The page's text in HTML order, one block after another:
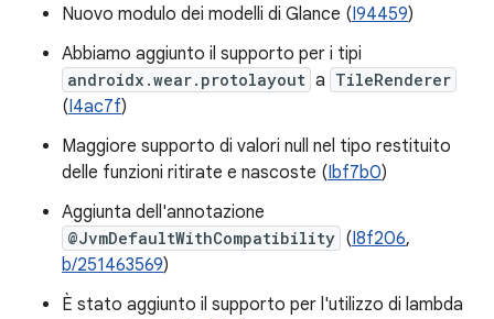
Nuovo modulo dei modelli di Glance (I94459)
Abbiamo aggiunto il supporto per i tipi
androidx.wear.protolayout a TileRenderer
(I4ac7f)
Maggiore supporto di valori null nel tipo restituito
delle funzioni ritirate e nascoste (Ibf7b0)
Aggiunta dell'annotazione
@JvmDefaultWithCompatibility (I8f206,
b/251463569)
È stato aggiunto il supporto per l'utilizzo di lambda